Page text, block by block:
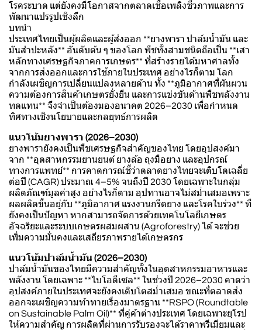
โรคระบาด แต่ยังคงมีโอกาสจากตลาดเชื้อเพลิงชีวภาพและการ
พัฒนาแปรรูปเชิงลึก
บทนำ
ประเทศไทยเป็นผู้ผลิตและผู้ส่งออก **ยางพารา ปาล์มน้ำมัน และ
มันสำปะหลัง** อันดับต้น ๆ ของโลก พืชทั้งสามชนิดถือเป็น **เสา
หลักทางเศรษฐกิจภาคการเกษตร** ที่สร้างรายได้มหาศาลทั้ง
จากการส่งออกและการใช้ภายในประเทศ อย่างไรก็ตาม โลก
กำลังเผชิญการเปลี่ยนแปลงหลายด้าน ทั้ง **ภูมิอากาศที่ผันผวน
ความต้องการสินค้าเกษตรยั่งยืน และการแข่งขันด้านพืชพลังงาน
ทดแทน** จึงจำเป็นต้องมองอนาคต 2026–2030 เพื่อกำหนด
ทิศทางเชิงนโยบายและกลยุทธ์การผลิต
แนวโน้มยางพารา (2026–2030)
ยางพารายังคงเป็นพืชเศรษฐกิจสำคัญของไทย โดยอุปสงค์มา
จาก **อุตสาหกรรมยานยนต์ ยางล้อ ถุงมือยาง และอุปกรณ์
ทางการแพทย์** การคาดการณ์ชี้ว่าตลาดยางไทยจะเติบโตเฉลี่ย
ต่อปี (CAGR) ประมาณ 4–5% จนถึงปี 2030 โดยเฉพาะในกลุ่ม
ผลิตภัณฑ์มูลค่าสูง อย่างไรก็ตาม อุปทานอาจไม่สม่ำเสมอเพราะ
ผลผลิตขึ้นอยู่กับ **ภูมิอากาศ แรงงานกรีดยาง และโรคใบร่วง** ที่
ยังคงเป็นปัญหา หากสามารถจัดการด้วยเทคโนโลยีเกษตร
อัจฉริยะและระบบเกษตรผสมผสาน (Agroforestry) ได้ จะช่วย
เพิ่มความมั่นคงและเสถียรภาพรายได้เกษตรกร
แนวโน้มปาล์มน้ำมัน (2026–2030)
ปาล์มน้ำมันของไทยมีความสำคัญทั้งในอุตสาหกรรมอาหารและ
พลังงาน โดยเฉพาะ **ไบโอดีเซล** ในช่วงปี 2026–2030 คาดว่า
อุปสงค์ภายในประเทศจะยังคงเติบโตสม่ำเสมอ ขณะที่ตลาดส่ง
ออกจะเผชิญความท้าทายเรื่องมาตรฐาน **RSPO (Roundtable
on Sustainable Palm Oil)** ที่คู่ค้าต่างประเทศ โดยเฉพาะยุโรป
ให้ความสำคัญ การผลิตที่ผ่านการรับรองจะได้ราคาพรีเมียมและ